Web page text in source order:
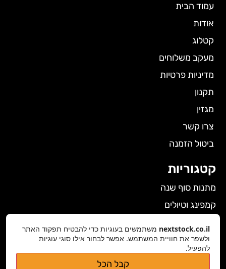
עמוד הבית
אודות
קטלוג
מעקב משלוחים
מדיניות פרטיות
תקנון
מגזין
צרו קשר
ביטול הזמנה
קטגוריות
מתנות סוף שנה
קמפינג וטיולים
גאדג'טים
nextstock.co.il משתמשים בעוגיות כדי להבטיח תפקוד האתר
ולשפר את חוויית המשתמש. אפשר לבחור אילו סוגי עוגיות
להפעיל.
קבל הכל